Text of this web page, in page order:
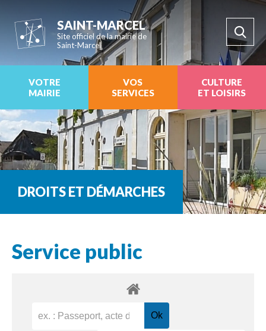
SAINT-MARCEL
Site officiel de la mairie de
Saint-Marcel
VOTRE
MAIRIE
VOS
SERVICES
CULTURE
ET LOISIRS
DROITS ET DÉMARCHES
Service public